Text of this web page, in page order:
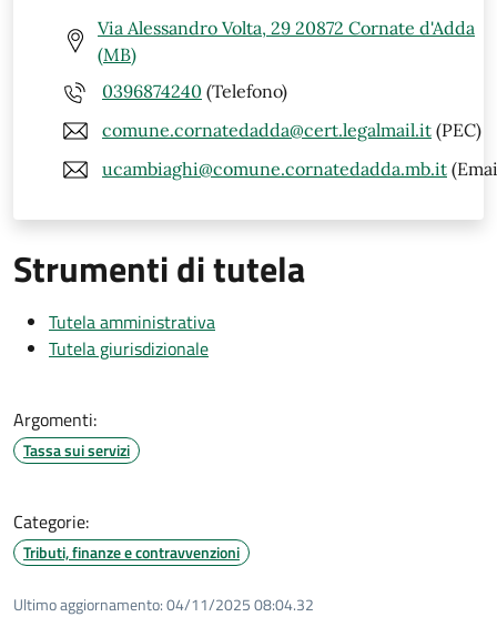
Via Alessandro Volta, 29 20872 Cornate d'Adda
(MB)
0396874240 (Telefono)
comune.cornatedadda@cert.legalmail.it (PEC)
ucambiaghi@comune.cornatedadda.mb.it
Strumenti di tutela
Tutela amministrativa
Tutela giurisdizionale
Argomenti:
Tassa sui servizi
Categorie:
Tributi, finanze e contravvenzioni
Ultimo aggiornamento:04/11/2025 08:04.32